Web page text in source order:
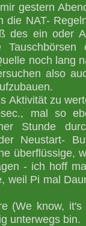
gestern
die NAT-
des ein oder
noch lang
also
Aktivität zu
mal so
Stunde
Neustart-
überflüssige,
- ich hoff
weil Pi mal
(We know,
unterwegs bin.